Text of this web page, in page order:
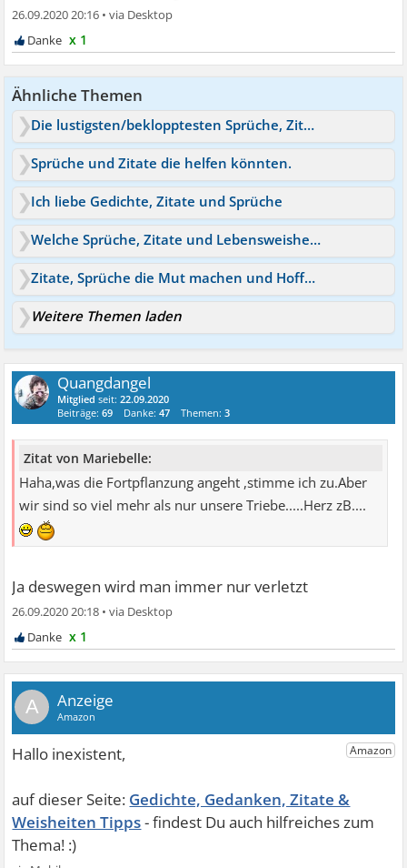
26.09.2020 20:16 •
x 1
Ähnliche Themen
Die lustigsten/beklopptesten Sprüche, Zitate u Ä
Sprüche und Zitate die helfen könnten.
Ich liebe Gedichte, Zitate und Sprüche
Welche Sprüche, Zitate und Lebensweisheiten bewegen euch?
Zitate, Sprüche die Mut machen und Hoffnung geben
Weitere Themen laden
Quangdangel
Mitglied seit:22.09.2020
Beiträge:69 Danke:47 Themen:3
Zitat von Mariebelle:
Haha,was die Fortpflanzung angeht ,stimme ich zu.Aber
wir sind so viel mehr als nur unsere Triebe.....Herz zB....
Ja deswegen wird man immer nur verletzt
26.09.2020 20:18 •
x 1
A
Gedichte, Gedanken, Zitate &
Weisheiten Tipps